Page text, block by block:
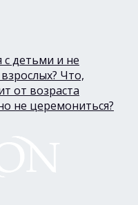
с детьми и не
Что,
от возраста
не церемониться?